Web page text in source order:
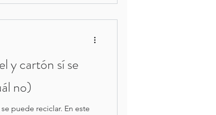
y cartón sí se
no)
puede reciclar. En este